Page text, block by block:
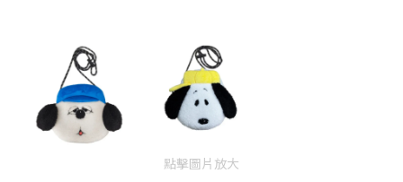
點擊圖片放大